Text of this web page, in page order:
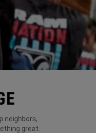
neighbors,
great.